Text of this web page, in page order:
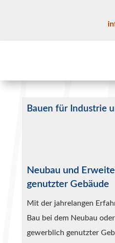
Bauen für Industrie
Neubau und
genutzter Gebäude
Mit der jahrelangen
Bau bei dem Neubau
gewerblich genutzter